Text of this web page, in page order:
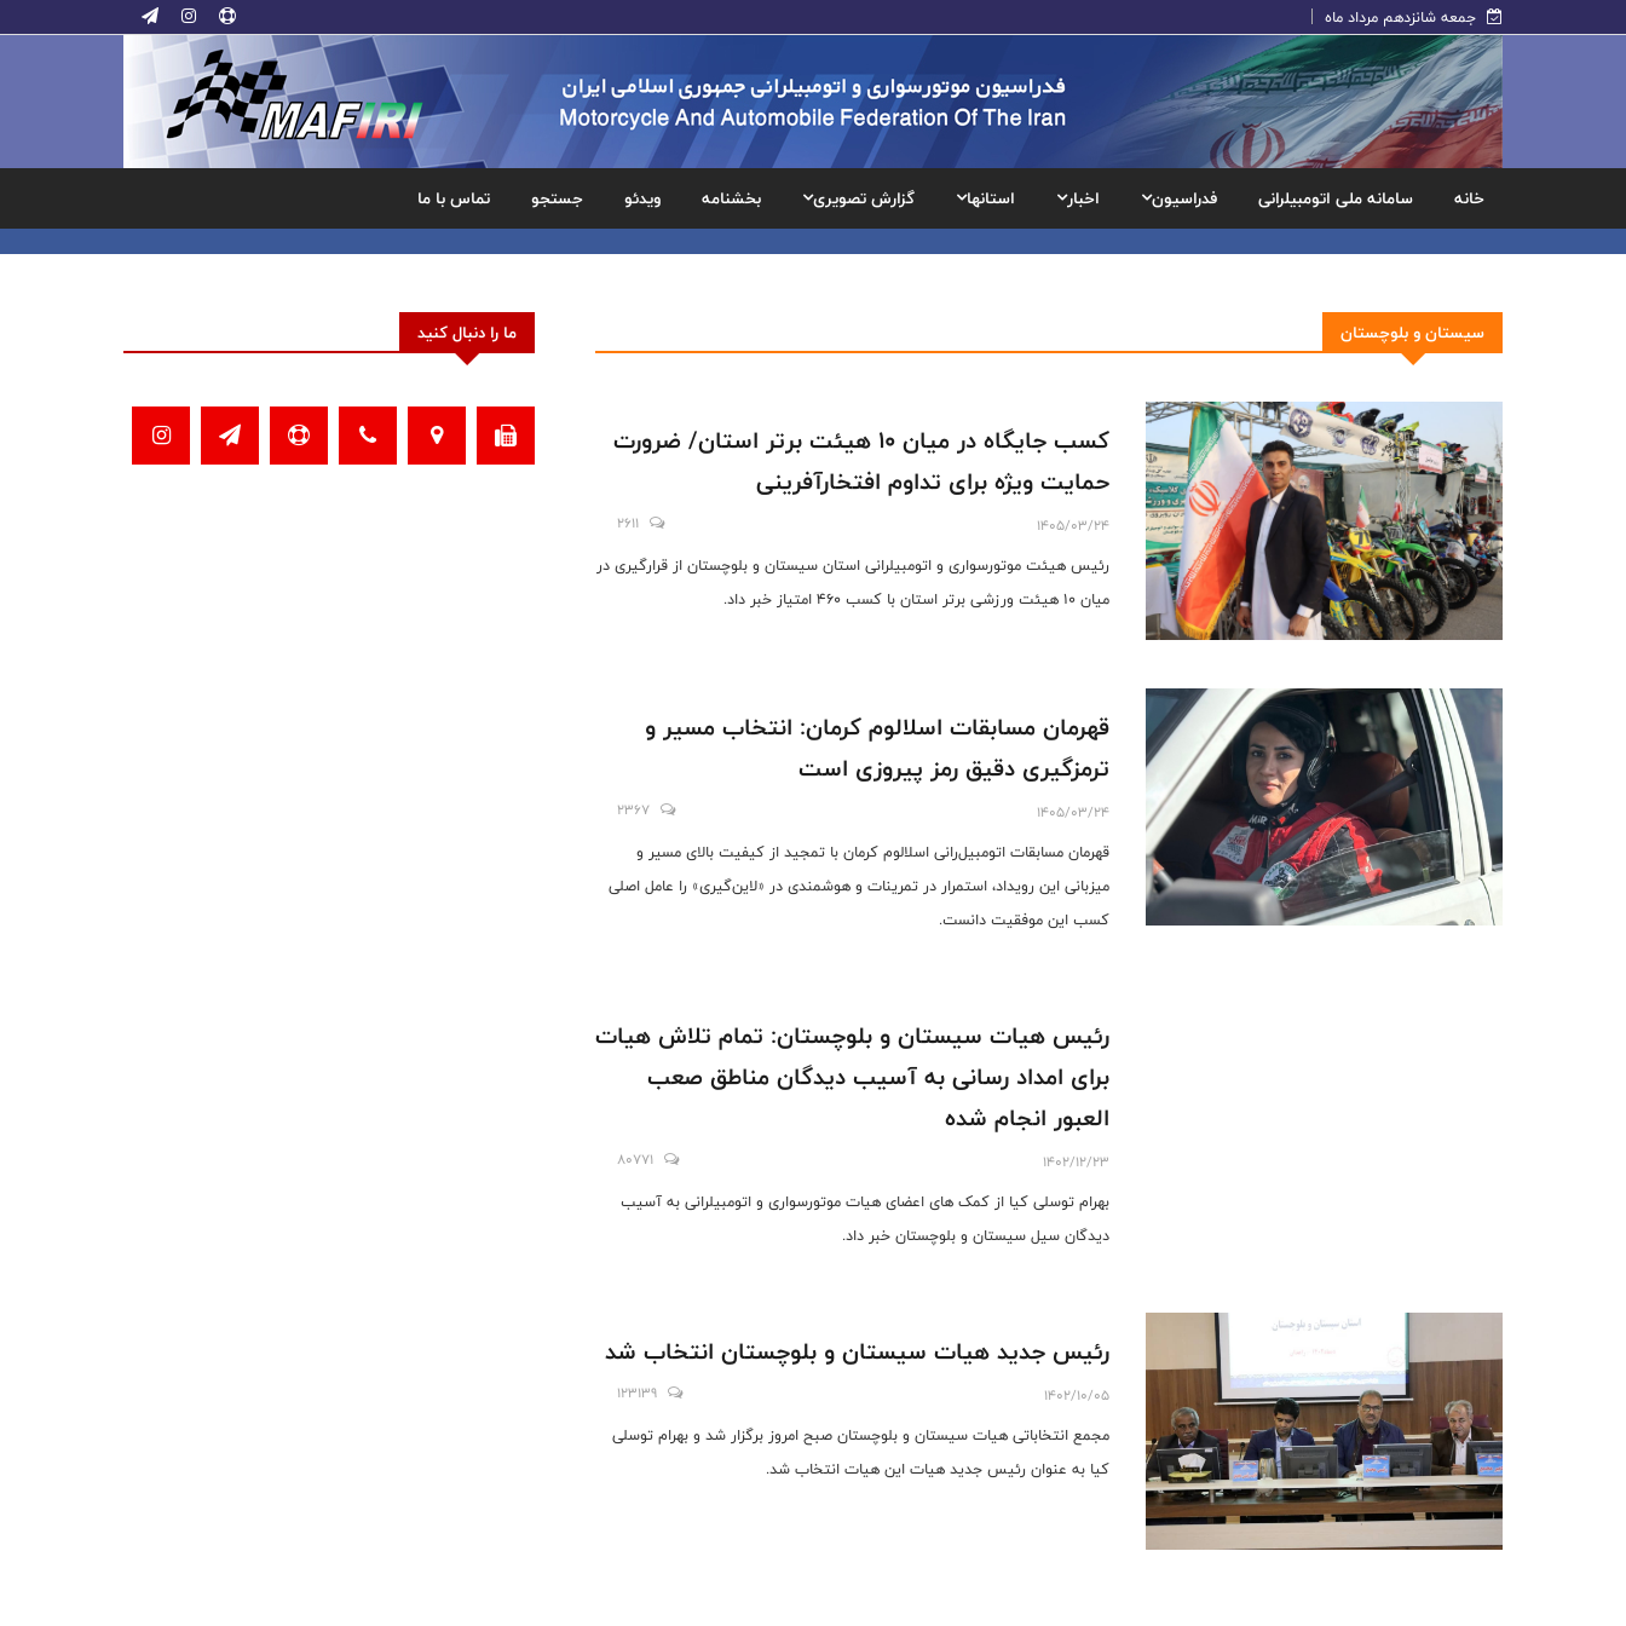
جمعه شانزدهم مرداد ماه
خانه سامانه ملی اتومبیلرانی فدراسیون اخبار استانها گزارش تصویری بخشنامه ویدئو جستجو تماس با ما
سيستان و بلوچستان
کسب جایگاه در میان ۱۰ هیئت برتر استان/ ضرورت
حمایت ویژه برای تداوم افتخارآفرینی
1405/03/24
2611
رئیس هیئت موتورسواری و اتومبیلرانی استان سیستان و بلوچستان از قرارگیری در
میان ۱۰ هیئت ورزشی برتر استان با کسب ۴۶۰ امتیاز خبر داد.
قهرمان مسابقات اسلالوم کرمان: انتخاب مسیر و
ترمزگیری دقیق رمز پیروزی است
1405/03/24
2367
قهرمان مسابقات اتومبیل‌رانی اسلالوم کرمان با تمجید از کیفیت بالای مسیر و
میزبانی این رویداد، استمرار در تمرینات و هوشمندی در «لاین‌گیری» را عامل اصلی
کسب این موفقیت دانست.
رئیس هیات سیستان و بلوچستان: تمام تلاش هیات
برای امداد رسانی به آسیب دیدگان مناطق صعب
العبور انجام شده
1402/12/23
80771
بهرام توسلی کیا از کمک های اعضای هیات موتورسواری و اتومبیلرانی به آسیب
دیدگان سیل سیستان و بلوچستان خبر داد.
رئیس جدید هیات سیستان و بلوچستان انتخاب شد
1402/10/05
123139
مجمع انتخاباتی هیات سیستان و بلوچستان صبح امروز برگزار شد و بهرام توسلی
کیا به عنوان رئیس جدید هیات این هیات انتخاب شد.
ما را دنبال کنید